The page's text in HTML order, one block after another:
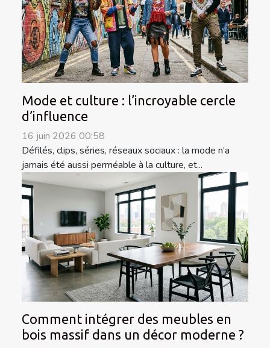
Mode et culture : l’incroyable cercle
d’influence
16 juin 2026 00:58
Défilés, clips, séries, réseaux sociaux : la mode n’a
jamais été aussi perméable à la culture, et...
Comment intégrer des meubles en
bois massif dans un décor moderne ?